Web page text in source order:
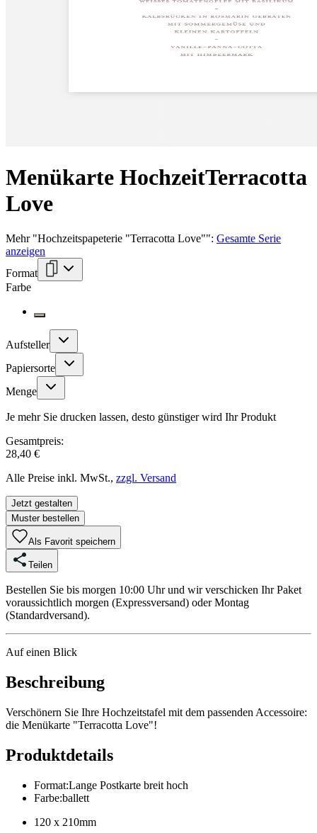
Menükarte HochzeitTerracotta
Love
Mehr"Hochzeitspapeterie "Terracotta Love"": Gesamte Serie
anzeigen
Format
Farbe
Aufsteller
Papiersorte
Menge
Je mehr Sie drucken lassen, desto günstiger wird Ihr Produkt
Gesamtpreis:
28,40 €
Alle Preise inkl. MwSt., zzgl. Versand
Jetzt gestalten
Muster bestellen
Als Favorit speichern
Teilen
Bestellen Sie bis morgen 10:00 Uhr und wir verschicken Ihr Paket
voraussichtlich morgen (Expressversand) oder Montag
(Standardversand).
Auf einen Blick
Beschreibung
Verschönern Sie Ihre Hochzeitstafel mit dem passenden Accessoire:
die Menükarte "Terracotta Love"!
Produktdetails
Format:Lange Postkarte breit hoch
Farbe:ballett
120 x 210mm